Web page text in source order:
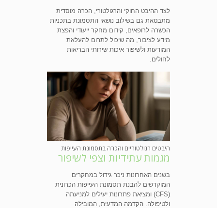
לצד ההיבט החוקי והרגולטורי, הכרה מוסדית
מתבטאת גם בשילוב נושאי התסמונת בתכניות
הכשרה לרופאים, קידום מחקר ייעודי והפצת
מידע לציבור, מה שיכול לתרום להעלאת
המודעות ולשיפור איכות שירותי הבריאות
לחולים.
היבטים רגולטוריים והכרה בתסמונת העייפות
מגמות עתידיות וצפי לשיפור
בשנים האחרונות ניכר גידול במחקרים
המוקדשים להבנת תסמונת העייפות הכרונית
(CFS) ומציאת פתרונות יעילים למניעתה
ולטיפולה. הקדמה המדעית, המובילה